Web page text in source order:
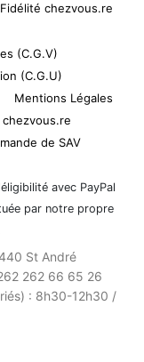
chezvous.re
(C.G.V)
(C.G.U)
Mentions Légales
de SAV
avec PayPal
par notre propre
St André
262 66 65 26
: 8h30-12h30 /